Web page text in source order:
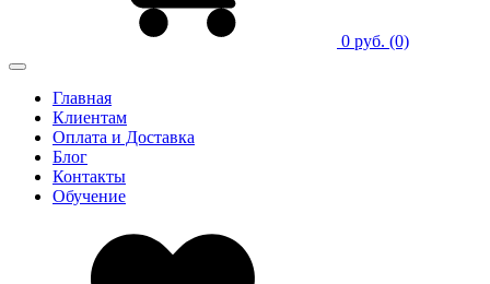
0 руб. (0)
Главная
Клиентам
Оплата и Доставка
Блог
Контакты
Обучение